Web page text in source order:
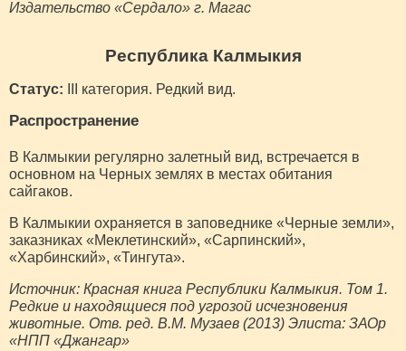
Издательство «Сердало» г. Магас
Республика Калмыкия
Статус: III категория. Редкий вид.
Распространение
В Калмыкии регулярно залетный вид, встречается в
основном на Черных землях в местах обитания
сайгаков.
В Калмыкии охраняется в заповеднике «Черные земли»,
заказниках «Меклетинский», «Сарпинский»,
«Харбинский», «Тингута».
Источник: Красная книга Республики Калмыкия. Том 1.
Редкие и находящиеся под угрозой исчезновения
животные. Отв. ред. В.М. Музаев (2013) Элиста: ЗАОр
«НПП «Джангар»